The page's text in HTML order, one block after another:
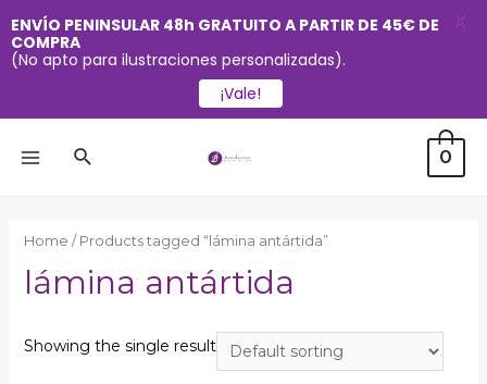
Buscar 0
Home / Products tagged “lámina antártida”
lámina antártida
Showing the single result
ENVÍO PENINSULAR 48h GRATUITO A PARTIR DE 45€ DE
COMPRA
(No apto para ilustraciones personalizadas).
¡Vale!
X